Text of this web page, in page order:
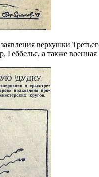
верхушки
а также